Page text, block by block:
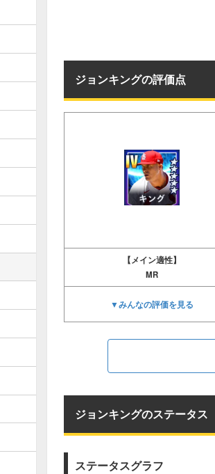
ジョンキングの評価点
【メイン適性】
MR
▼みんなの評価を見る
ジョンキングのステータス
ステータスグラフ